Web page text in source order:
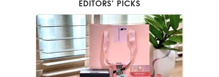
EDITORS’ PICKS